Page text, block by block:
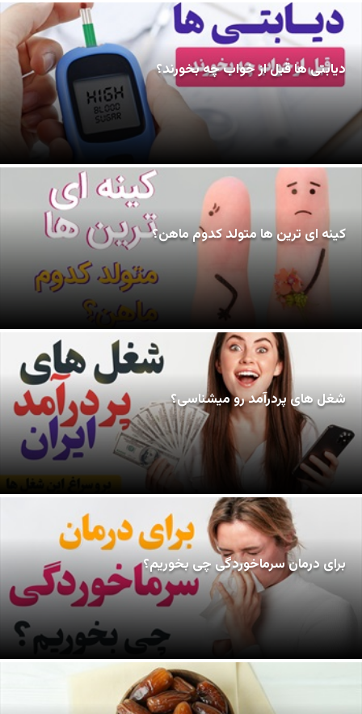
دیابتی ها قبل از خواب چه بخورند؟
کینه ای ترین ها متولد کدوم ماهن؟
شغل های پردرآمد رو میشناسی؟
برای درمان سرماخوردگی چی بخوریم؟